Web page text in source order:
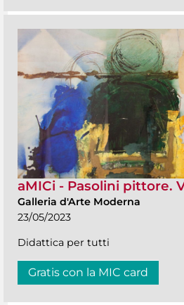
aMICi - Pasolini pittore.
Galleria d'Arte Moderna
23/05/2023
Didattica per tutti
Gratis con la MIC card